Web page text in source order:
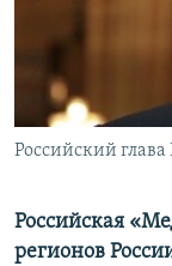
УКРАИНСКАЯ
Все сайты
Российский
Российская
регионов